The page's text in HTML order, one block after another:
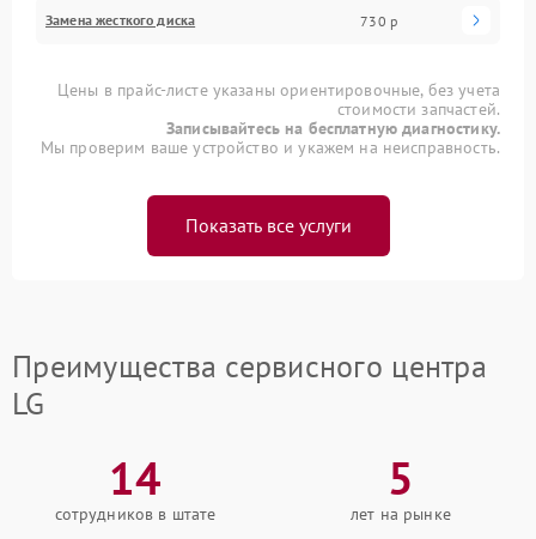
Замена жесткого диска 730 р
Цены в прайс-листе указаны ориентировочные, без учета
стоимости запчастей.
Записывайтесь на бесплатную диагностику.
Мы проверим ваше устройство и укажем на неисправность.
Показать все услуги
Преимущества сервисного центра
LG
14
сотрудников в штате
5
лет на рынке